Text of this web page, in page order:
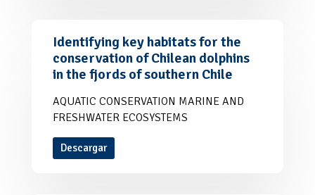
Identifying key habitats for the
conservation of Chilean dolphins
in the fjords of southern Chile
AQUATIC CONSERVATION MARINE AND
FRESHWATER ECOSYSTEMS
Descargar